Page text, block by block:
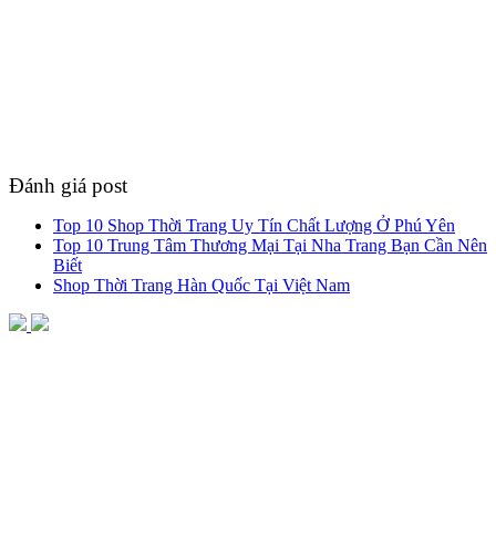
Đánh giá post
Top 10 Shop Thời Trang Uy Tín Chất Lượng Ở Phú Yên
Top 10 Trung Tâm Thương Mại Tại Nha Trang Bạn Cần Nên
Biết
Shop Thời Trang Hàn Quốc Tại Việt Nam